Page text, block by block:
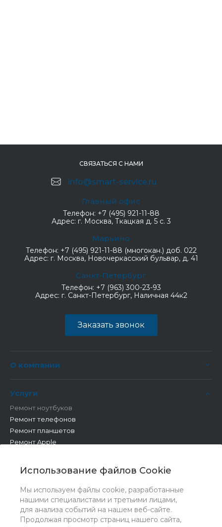
Использование файлов Cookie
Мы используем файлы cookie, разработанные
нашими специалистами и третьими лицами,
для анализа событий на нашем веб-сайте.
Продолжая просмотр страниц нашего сайта,
СВЯЗАТЬСЯ С НАМИ
info@smart-service.ru
Главный офис
Телефон: +7 (495) 921-11-88
Адрес: г. Москва, Ткацкая д. 5 с. 3
Марьино
Телефон: +7 (495) 921-11-88 (многокан.) доб. 022
Адрес: г. Москва, Новочеркасский бульвар, д. 41
Санкт-Петербург
Телефон: +7 (963) 300-23-93
Адрес: г. Санкт-Петербург, Наличная 44к2
Заказать звонок
О компании
Услуги
Ремонт ноутбуков
Ремонт телефонов
Ремонт планшетов
Ремонт Apple